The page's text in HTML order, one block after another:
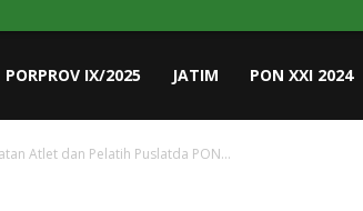
PORPROV IX/2025 JATIM PON XXI 2024
Atlet dan Pelatih Puslatda PON...